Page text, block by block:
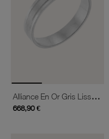
Alliance En Or Gris Lisse Et Satiné 4mm
668,90 €